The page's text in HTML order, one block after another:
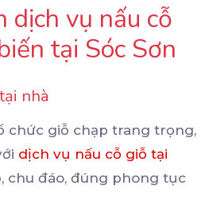
dịch vụ nấu cỗ
tại Sóc Sơn
nhà
chức giỗ chạp trang trọng,
dịch vụ nấu cỗ giỗ tại
chu đáo, đúng phong tục